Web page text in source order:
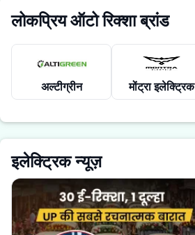
लोकप्रिय ऑटो रिक्शा ब्रांड
अल्टीग्रीन मोंट्रा इलेक्ट्रिक
इलेक्ट्रिक न्यूज़